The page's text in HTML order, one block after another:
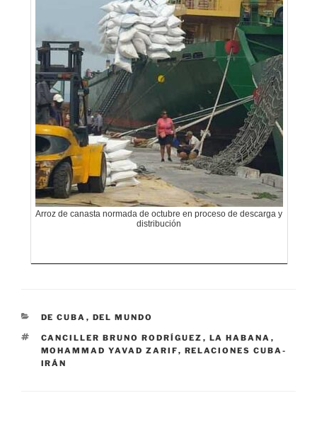
Arroz de canasta normada de octubre en proceso de descarga y
distribución
CATEGORÍAS
DE CUBA , DEL MUNDO
ETIQUETAS
CANCILLER BRUNO RODRÍGUEZ , LA HABANA ,
MOHAMMAD YAVAD ZARIF, RELACIONES CUBA-
IRÁN